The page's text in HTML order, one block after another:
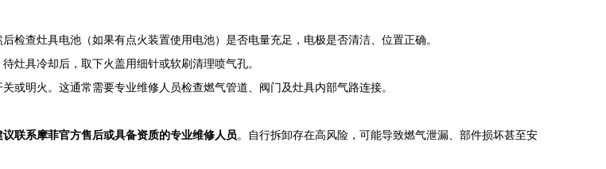
检查灶具电池（如果有点火装置使用电池）是否电量充足，电极是否清洁、位置正确。
灶具冷却后，取下火盖用细针或软刷清理喷气孔。
或明火。这通常需要专业维修人员检查燃气管道、阀门及灶具内部气路连接。
议联系摩菲官方售后或具备资质的专业维修人员。自行拆卸存在高风险，可能导致燃气泄漏、部件损坏甚至安